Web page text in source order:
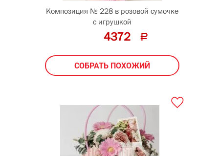
Композиция № 228 в розовой сумочке
с игрушкой
4372
СОБРАТЬ ПОХОЖИЙ